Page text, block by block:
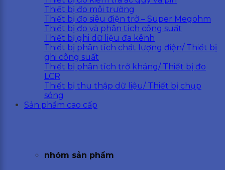
Thiết bị đo môi trường
Thiết bị đo siêu điện trở – Super Megohm
Thiết bị đo và phân tích công suất
Thiết bị ghi dữ liệu đa kênh
Thiết bị phân tích chất lượng điện/ Thiết bị
ghi công suất
Thiết bị phân tích trở kháng/ Thiết bị đo
LCR
Thiết bị thu thập dữ liệu/ Thiết bị chụp
sóng
Sản phẩm cao cấp
nhóm sản phẩm